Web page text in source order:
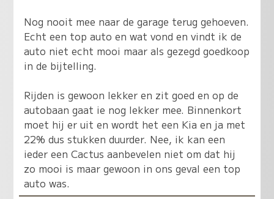
Nog nooit mee naar de garage terug gehoeven.
Echt een top auto en wat vond en vindt ik de
auto niet echt mooi maar als gezegd goedkoop
in de bijtelling.
Rijden is gewoon lekker en zit goed en op de
autobaan gaat ie nog lekker mee. Binnenkort
moet hij er uit en wordt het een Kia en ja met
22% dus stukken duurder. Nee, ik kan een
ieder een Cactus aanbevelen niet om dat hij
zo mooi is maar gewoon in ons geval een top
auto was.